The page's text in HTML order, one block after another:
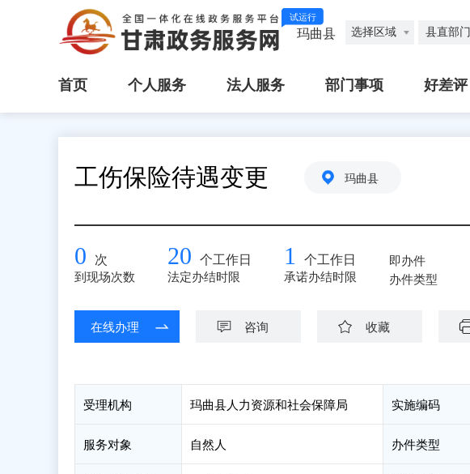
试运行
玛曲县 选择区域 县直部门
首页 个人服务 法人服务 部门事项 好差评
工伤保险待遇变更 玛曲县
0 次
到现场次数
20 个工作日
法定办结时限
1 个工作日
承诺办结时限
即办件
办件类型
在线办理 咨询 收藏
受理机构 玛曲县人力资源和社会保障局 实施编码
服务对象 自然人 办件类型